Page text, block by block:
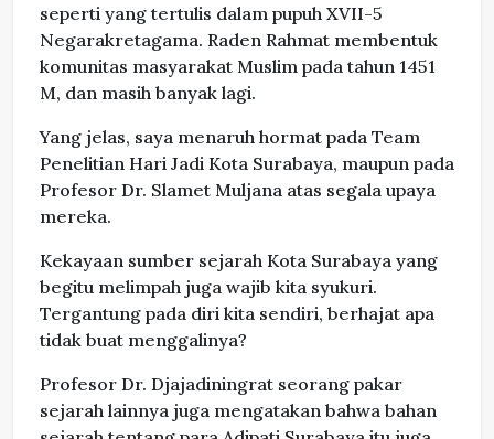
seperti yang tertulis dalam pupuh XVII-5
Negarakretagama. Raden Rahmat membentuk
komunitas masyarakat Muslim pada tahun 1451
M, dan masih banyak lagi.
Yang jelas, saya menaruh hormat pada Team
Penelitian Hari Jadi Kota Surabaya, maupun pada
Profesor Dr. Slamet Muljana atas segala upaya
mereka.
Kekayaan sumber sejarah Kota Surabaya yang
begitu melimpah juga wajib kita syukuri.
Tergantung pada diri kita sendiri, berhajat apa
tidak buat menggalinya?
Profesor Dr. Djajadiningrat seorang pakar
sejarah lainnya juga mengatakan bahwa bahan